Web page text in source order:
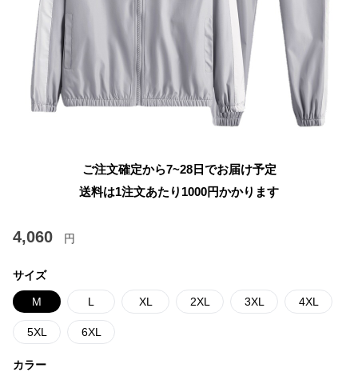
ご注文確定から7~28日でお届け予定
送料は1注文あたり 1000円かかります
4,060 円
サイズ
M L XL 2XL 3XL 4XL
5XL 6XL
カラー